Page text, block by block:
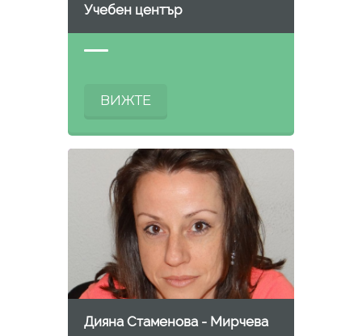
Учебен център
ВИЖТЕ
Дияна Стаменова - Мирчева